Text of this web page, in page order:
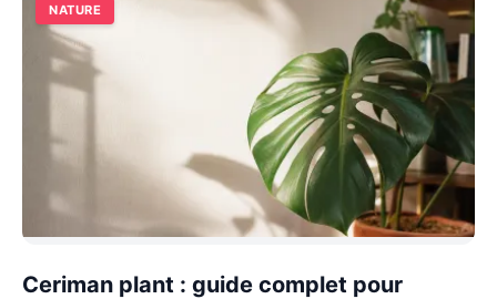
NATURE
Ceriman plant : guide complet pour